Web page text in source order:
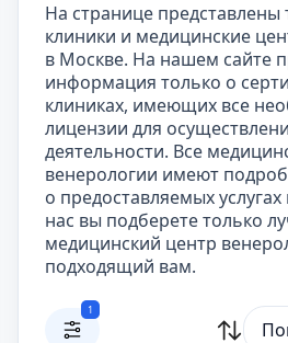
На странице
клиники и медицинские
в Москве. На нашем сайте
информация только о
клиниках, имеющих все
лицензии для
деятельности. Все
венерологии имеют
о предоставляемых
нас вы подберете только
медицинский центр
подходящий вам.
1